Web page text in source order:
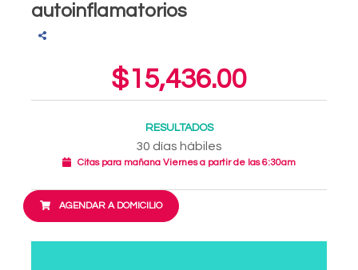
autoinflamatorios
$15,436.00
RESULTADOS
30 días hábiles
Citas para mañana Viernes a partir de las 6:30am
AGENDAR A DOMICILIO